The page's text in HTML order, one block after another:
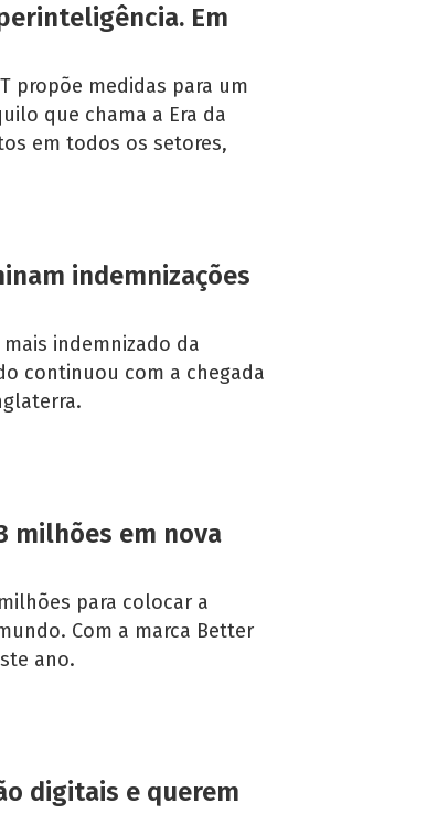
Em
propõe medidas para um
que chama a Era da
em todos os setores,
indemnizações
indemnizado da
continuou com a chegada
milhões em nova
para colocar a
Com a marca Better
ano.
digitais e querem